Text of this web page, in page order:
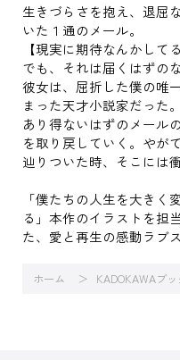
生きづらさを抱え、退屈
いた１通のメール。
【現実に期待なんかして
でも、それは届くはずの
彼女は、屈折した僕の唯
まった天才小説家だった。
あり得ないはずのメール
を取り戻していく。やが
辿りついた時、そこには
「僕たちの人生を大きく
る」本作のイラストを担
た、愛と再生の感動ラブ
ホーム KADOKAWAブ